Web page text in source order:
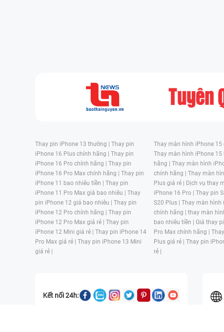
Thay pin iPhone 13 thường | Thay pin
iPhone 16 Plus chính hãng | Thay pin
iPhone 16 Pro chính hãng | Thay pin
iPhone 16 Pro Max chính hãng | Thay pin
iPhone 11 bao nhiêu tiền | Thay pin
iPhone 11 Pro Max giá bao nhiêu | Thay
pin iPhone 12 giá bao nhiêu | Thay pin
iPhone 12 Pro chính hãng | Thay pin
iPhone 12 Pro Max giá rẻ | Thay pin
iPhone 12 Mini giá rẻ | Thay pin iPhone 14
Pro Max giá rẻ | Thay pin iPhone 13 Mini
giá rẻ |
Thay màn hình iPhone 15
Thay màn hình iPhone 15
hãng | Thay màn hình
chính hãng | Thay màn
Plus giá rẻ | Dịch vụ thay
iPhone 16 Pro | Thay pin
S20 Plus | Thay màn hình
chính hãng | thay màn
bao nhiêu tiền | Giá thay
Pro Max chính hãng |
Plus giá rẻ | Thay pin
rẻ |
Kết nối 24h: